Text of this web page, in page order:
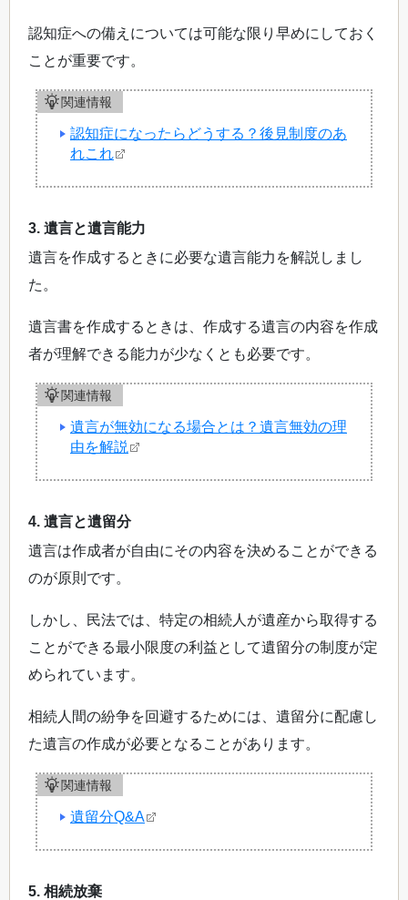
認知症への備えについては可能な限り早めにしておく
ことが重要です。
関連情報
認知症になったらどうする？後見制度のあ
れこれ
3. 遺言と遺言能力
遺言を作成するときに必要な遺言能力を解説しまし
た。
遺言書を作成するときは、作成する遺言の内容を作成
者が理解できる能力が少なくとも必要です。
関連情報
遺言が無効になる場合とは？遺言無効の理
由を解説
4. 遺言と遺留分
遺言は作成者が自由にその内容を決めることができる
のが原則です。
しかし、民法では、特定の相続人が遺産から取得する
ことができる最小限度の利益として遺留分の制度が定
められています。
相続人間の紛争を回避するためには、遺留分に配慮し
た遺言の作成が必要となることがあります。
関連情報
遺留分Q&A
5. 相続放棄